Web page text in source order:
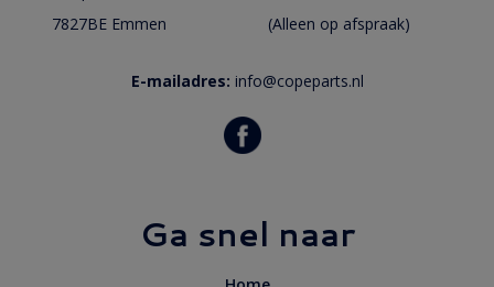
7827BE Emmen
(Alleen op afspraak)
E-mailadres: info@copeparts.nl
Ga snel naar